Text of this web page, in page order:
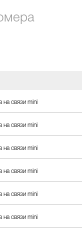
на связи mini
на связи mini
на связи mini
на связи mini
на связи mini
на связи mini